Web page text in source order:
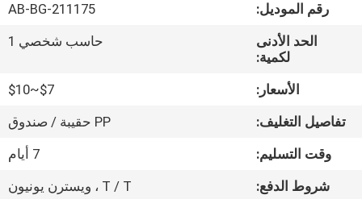
جولة
المعمل
مراقبة
الجودة
رقم الموديل:
AB-BG-211175
الحد الأدنى
لكمية:
حاسب شخصي 1
الأسعار:
$7~$10
تفاصيل التغليف:
PP حقيبة / صندوق
وقت التسليم:
7 أيام
شروط الدفع:
T / T ، ويسترن يونيون